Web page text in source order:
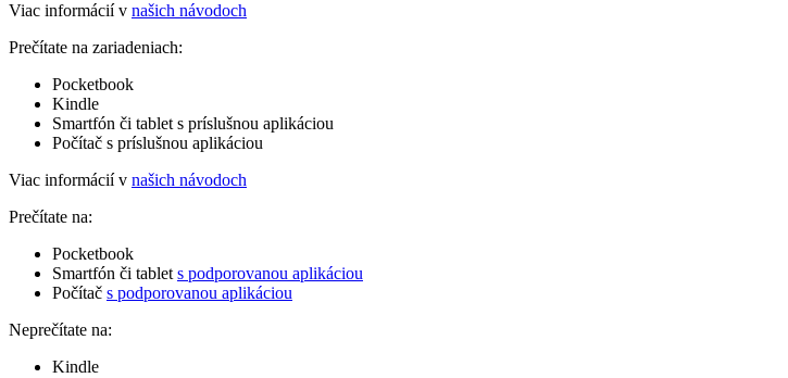
Viac informácií v našich návodoch
Prečítate na zariadeniach:
Pocketbook
Kindle
Smartfón či tablet s príslušnou aplikáciou
Počítač s príslušnou aplikáciou
Viac informácií v našich návodoch
Prečítate na:
Pocketbook
Smartfón či tablet s podporovanou aplikáciou
Počítač s podporovanou aplikáciou
Neprečítate na:
Kindle